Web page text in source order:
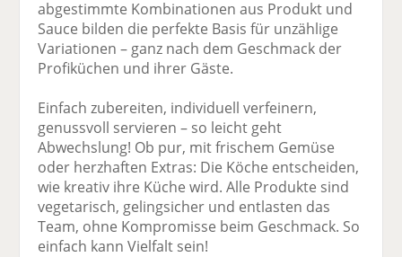
abgestimmte Kombinationen aus Produkt und
Sauce bilden die perfekte Basis für unzählige
Variationen – ganz nach dem Geschmack der
Profiküchen und ihrer Gäste.
Einfach zubereiten, individuell verfeinern,
genussvoll servieren – so leicht geht
Abwechslung! Ob pur, mit frischem Gemüse
oder herzhaften Extras: Die Köche entscheiden,
wie kreativ ihre Küche wird. Alle Produkte sind
vegetarisch, gelingsicher und entlasten das
Team, ohne Kompromisse beim Geschmack. So
einfach kann Vielfalt sein!